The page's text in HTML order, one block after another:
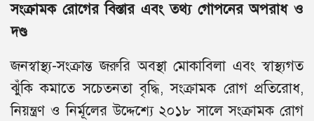
সংক্রামক রোগের বিস্তার এবং তথ্য গোপনের অপরাধ ও
দণ্ড
জনস্বাস্থ্য-সংক্রান্ত জরুরি অবস্থা মোকাবিলা এবং স্বাস্থ্যগত
ঝুঁকি কমাতে সচেতনতা বৃদ্ধি, সংক্রামক রোগ প্রতিরোধ,
নিয়ন্ত্রণ ও নির্মূলের উদ্দেশ্যে ২০১৮ সালে সংক্রামক রোগ